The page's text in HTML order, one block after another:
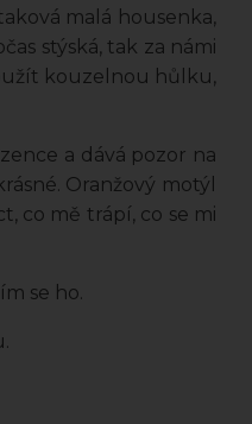
malá housenka,
stýská, tak za námi
kouzelnou hůlku,
a dává pozor na
Oranžový motýl
co mě trápí, co se mi
se ho.